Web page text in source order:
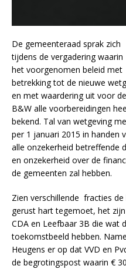
De gemeenteraad sprak zich
tijdens de vergadering waarin
het voorgenomen beleid met
betrekking tot de nieuwe
en met waardering uit voor
B&W alle voorbereidingen
bekend. Tal van wetgeving
per 1 januari 2015 in handen
alle onzekerheid betreffende
en onzekerheid over de
de gemeenten zal hebben.
Zien verschillende fracties
gerust hart tegemoet, het
CDA en Leefbaar 3B die wat
toekomstbeeld hebben.
Heugens er op dat VVD en
de begrotingspost waarin €